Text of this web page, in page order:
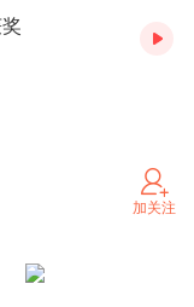
路。
加关注